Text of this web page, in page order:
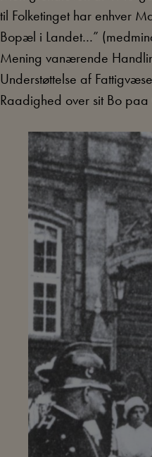
til Folketinget har enhver
Bopæl i Landet…”
Mening vanærende
Understøttelse af
Raadighed over sit Bo